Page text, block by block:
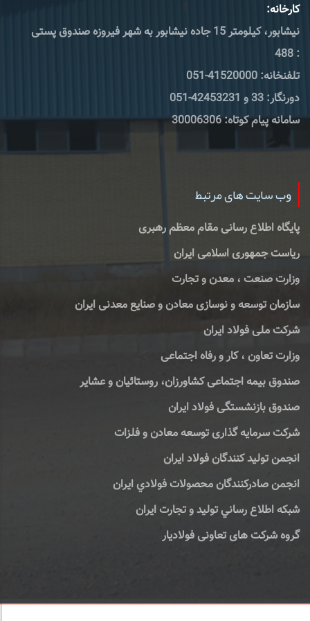
کارخانه:
نیشابور، کیلومتر 15 جاده نیشابور به شهر فیروزه صندوق پستی
: 488
تلفنخانه: 41520000-051
دورنگار: 33 و 42453231-051
سامانه پیام کوتاه: 30006306
وب سایت های مرتبط
پایگاه اطلاع رسانی مقام معظم رهبری
ریاست جمهوری اسلامی ایران
وزارت صنعت ، معدن و تجارت
سازمان توسعه و نوسازی معادن و صنایع معدنی ایران
شرکت ملی فولاد ایران
وزارت تعاون ، کار و رفاه اجتماعی
صندوق بیمه اجتماعی کشاورزان، روستائیان و عشایر
صندوق بازنشستگی فولاد ایران
شرکت سرمایه گذاری توسعه معادن و فلزات
انجمن تولید کنندگان فولاد ایران
انجمن صادركنندگان محصولات فولادي ايران
شبكه اطلاع رساني توليد و تجارت ايران
گروه شرکت های تعاونی فولادیار